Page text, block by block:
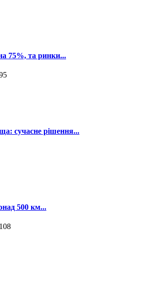
75%, та ринки...
сучасне рішення...
500 км...
108